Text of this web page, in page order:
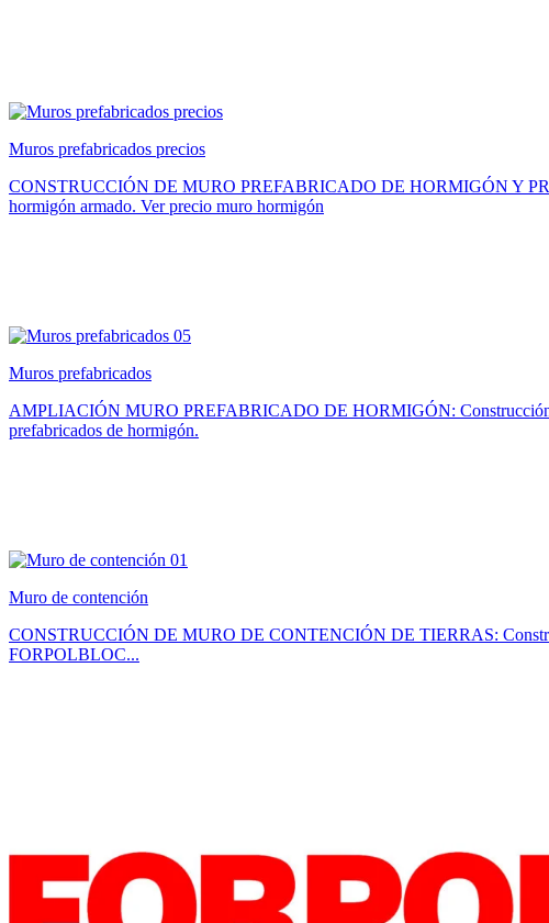
Muros prefabricados precios
CONSTRUCCIÓN DE MURO PREFABRICADO DE HORMIGÓN Y
hormigón armado. Ver precio muro hormigón
Muros prefabricados
AMPLIACIÓN MURO PREFABRICADO DE HORMIGÓN: Construcción
prefabricados de hormigón.
Muro de contención
CONSTRUCCIÓN DE MURO DE CONTENCIÓN DE TIERRAS:
FORPOLBLOC...